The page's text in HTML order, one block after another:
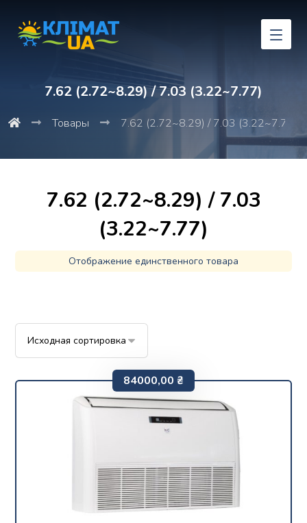
7.62 (2.72~8.29) / 7.03 (3.22~7.77)
Товары 7.62 (2.72~8.29) / 7.03 (3.22~7.77)
7.62 (2.72~8.29) / 7.03
(3.22~7.77)
Отображение единственного товара
84000,00 ₴